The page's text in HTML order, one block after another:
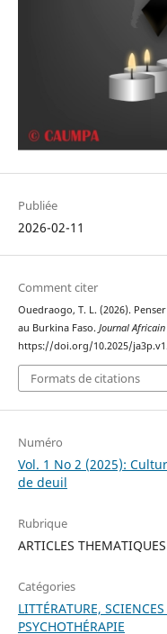
Publiée
2026-02-11
Comment citer
Ouedraogo, T. L. (2026).
au Burkina Faso. Journal
https://doi.org/10.2025/
Formats de citations
Numéro
Vol. 1 No 2 (2025):
de deuil
Rubrique
ARTICLES THEMATIQUES
Catégories
LITTÉRATURE,
PSYCHOTHÉRAPIE